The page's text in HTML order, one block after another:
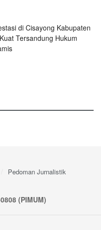
di Cisayong Kabupaten
Tersandung Hukum
Pedoman Jurnalistik
(PIMUM)